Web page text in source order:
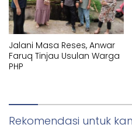
Jalani Masa Reses, Anwar
Faruq Tinjau Usulan Warga
PHP
Rekomendasi untuk